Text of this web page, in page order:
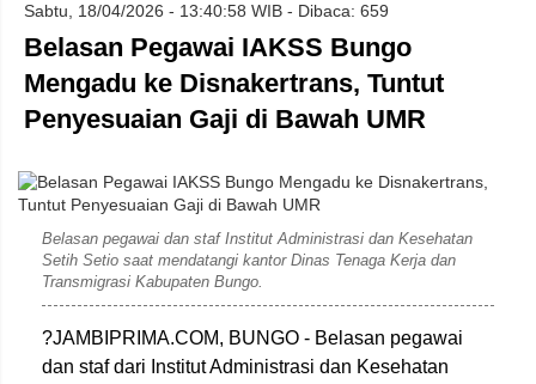
Sabtu, 18/04/2026 - 13:40:58 WIB - Dibaca: 659
Belasan Pegawai IAKSS Bungo
Mengadu ke Disnakertrans, Tuntut
Penyesuaian Gaji di Bawah UMR
Belasan pegawai dan staf Institut Administrasi dan Kesehatan
Setih Setio saat mendatangi kantor Dinas Tenaga Kerja dan
Transmigrasi Kabupaten Bungo.
?JAMBIPRIMA.COM, BUNGO - Belasan pegawai
dan staf dari Institut Administrasi dan Kesehatan